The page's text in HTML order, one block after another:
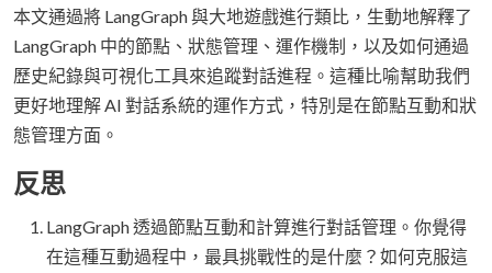
本文通過將 LangGraph 與大地遊戲進行類比，生動地解釋了
LangGraph 中的節點、狀態管理、運作機制，以及如何通過
歷史紀錄與可視化工具來追蹤對話進程。這種比喻幫助我們
更好地理解 AI 對話系統的運作方式，特別是在節點互動和狀
態管理方面。
反思
LangGraph 透過節點互動和計算進行對話管理。你覺得
在這種互動過程中，最具挑戰性的是什麼？如何克服這